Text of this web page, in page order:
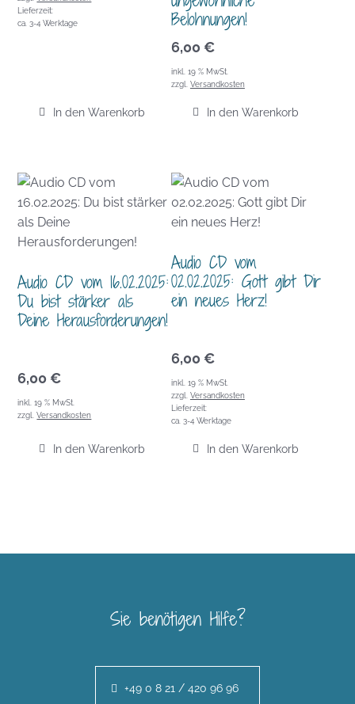
Lieferzeit:
ca. 3-4 Werktage
In den Warenkorb
Belohnungen!
6,00 €
inkl. 19 % MwSt.
zzgl. Versandkosten
In den Warenkorb
Audio CD vom 16.02.2025:
Du bist stärker als
Deine Herausforderungen!
6,00 €
inkl. 19 % MwSt.
zzgl.Versandkosten
In den Warenkorb
Audio CD vom
02.02.2025: Gott gibt Dir
ein neues Herz!
6,00 €
inkl. 19 % MwSt.
zzgl. Versandkosten
Lieferzeit:
ca. 3-4 Werktage
In den Warenkorb
Sie benötigen Hilfe?
+49 0 8 21 / 420 96 96